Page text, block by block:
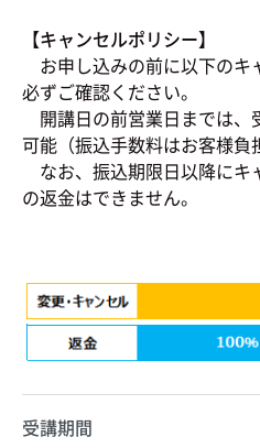
【キャンセルポリシー】
お申し込みの前に以下の
必ずご確認ください。
開講日の前営業日までは、
可能（振込手数料はお客様負
なお、振込期限日以降にキ
の返金はできません。
受講期間